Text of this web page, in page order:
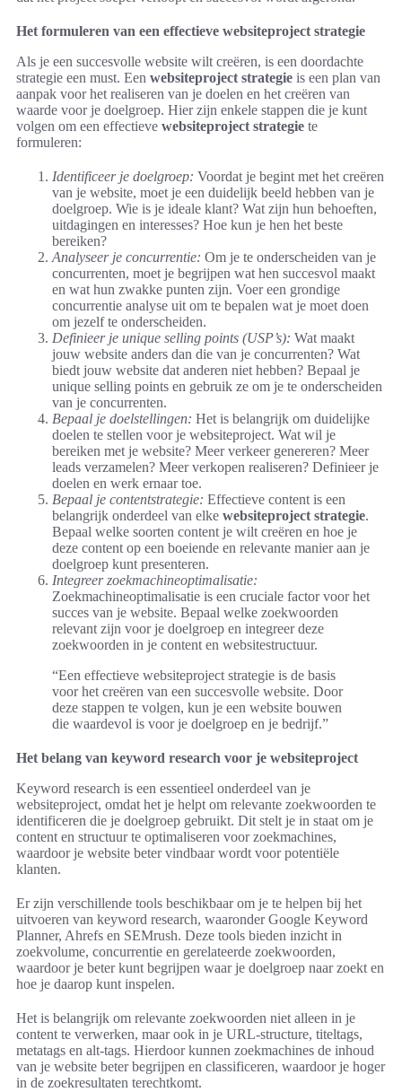
Het formuleren van een effectieve websiteproject strategie
Als je een succesvolle website wilt creëren, is een doordachte
strategie een must. Een websiteproject strategie is een plan van
aanpak voor het realiseren van je doelen en het creëren van
waarde voor je doelgroep. Hier zijn enkele stappen die je kunt
volgen om een effectieve websiteproject strategie te
formuleren:
Identificeer je doelgroep: Voordat je begint met het creëren
van je website, moet je een duidelijk beeld hebben van je
doelgroep. Wie is je ideale klant? Wat zijn hun behoeften,
uitdagingen en interesses? Hoe kun je hen het beste
bereiken?
Analyseer je concurrentie: Om je te onderscheiden van je
concurrenten, moet je begrijpen wat hen succesvol maakt
en wat hun zwakke punten zijn. Voer een grondige
concurrentie analyse uit om te bepalen wat je moet doen
om jezelf te onderscheiden.
Definieer je unique selling points (USP’s): Wat maakt
jouw website anders dan die van je concurrenten? Wat
biedt jouw website dat anderen niet hebben? Bepaal je
unique selling points en gebruik ze om je te onderscheiden
van je concurrenten.
Bepaal je doelstellingen: Het is belangrijk om duidelijke
doelen te stellen voor je websiteproject. Wat wil je
bereiken met je website? Meer verkeer genereren? Meer
leads verzamelen? Meer verkopen realiseren? Definieer je
doelen en werk ernaar toe.
Bepaal je contentstrategie: Effectieve content is een
belangrijk onderdeel van elke websiteproject strategie.
Bepaal welke soorten content je wilt creëren en hoe je
deze content op een boeiende en relevante manier aan je
doelgroep kunt presenteren.
Integreer zoekmachineoptimalisatie:
Zoekmachineoptimalisatie is een cruciale factor voor het
succes van je website. Bepaal welke zoekwoorden
relevant zijn voor je doelgroep en integreer deze
zoekwoorden in je content en websitestructuur.
“Een effectieve websiteproject strategie is de basis
voor het creëren van een succesvolle website. Door
deze stappen te volgen, kun je een website bouwen
die waardevol is voor je doelgroep en je bedrijf.”
Het belang van keyword research voor je websiteproject
Keyword research is een essentieel onderdeel van je
websiteproject, omdat het je helpt om relevante zoekwoorden te
identificeren die je doelgroep gebruikt. Dit stelt je in staat om je
content en structuur te optimaliseren voor zoekmachines,
waardoor je website beter vindbaar wordt voor potentiële
klanten.
Er zijn verschillende tools beschikbaar om je te helpen bij het
uitvoeren van keyword research, waaronder Google Keyword
Planner, Ahrefs en SEMrush. Deze tools bieden inzicht in
zoekvolume, concurrentie en gerelateerde zoekwoorden,
waardoor je beter kunt begrijpen waar je doelgroep naar zoekt en
hoe je daarop kunt inspelen.
Het is belangrijk om relevante zoekwoorden niet alleen in je
content te verwerken, maar ook in je URL-structure, titeltags,
metatags en alt-tags. Hierdoor kunnen zoekmachines de inhoud
van je website beter begrijpen en classificeren, waardoor je hoger
in de zoekresultaten terechtkomt.